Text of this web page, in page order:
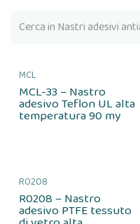
MCL
MCL-33 – Nastro
adesivo Teflon UL alta
temperatura 90 my
R0208
R0208 – Nastro
adesivo PTFE tessuto